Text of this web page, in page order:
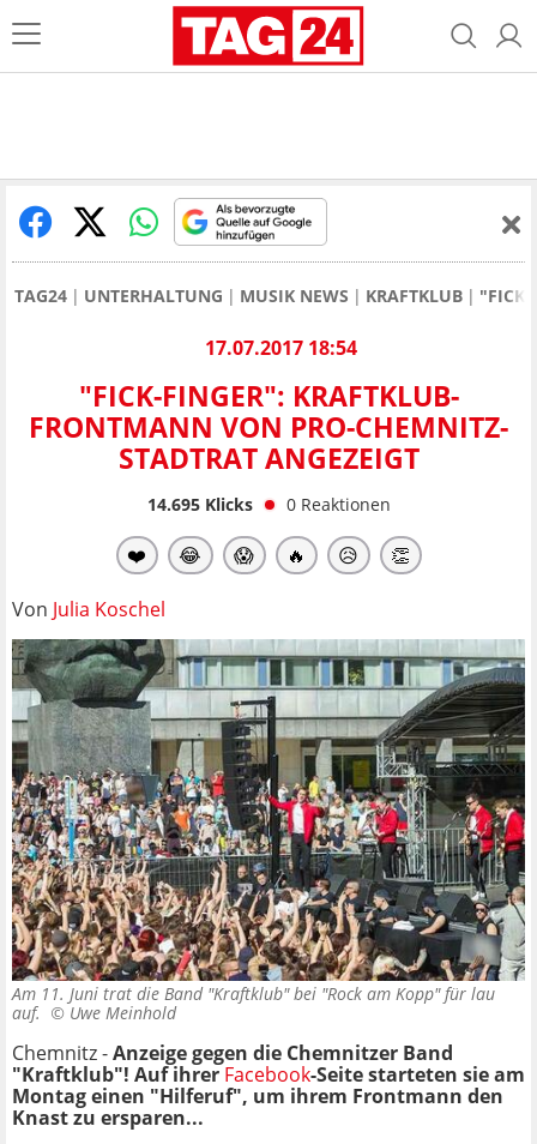
TAG24 UNTERHALTUNG MUSIK NEWS KRAFTKLUB "FICK-
17.07.2017 18:54
"FICK-FINGER": KRAFTKLUB-
FRONTMANN VON PRO-CHEMNITZ-
STADTRAT ANGEZEIGT
14.695Klicks 0 Reaktionen
❤️ 😂 😱 🔥 😥 👏
Von Julia Koschel
Am 11. Juni trat die Band "Kraftklub" bei "Rock am Kopp" für lau
auf. © Uwe Meinhold
Chemnitz -Anzeige gegen die Chemnitzer Band
"Kraftklub"! Auf ihrer Facebook-Seite starteten sie am
Montag einen "Hilferuf", um ihrem Frontmann den
Knast zu ersparen...